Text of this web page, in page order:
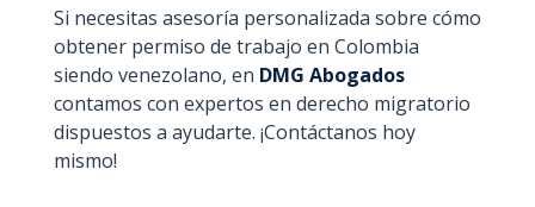
Si necesitas asesoría personalizada sobre cómo
obtener permiso de trabajo en Colombia
siendo venezolano, en DMG Abogados
contamos con expertos en derecho migratorio
dispuestos a ayudarte. ¡Contáctanos hoy
mismo!